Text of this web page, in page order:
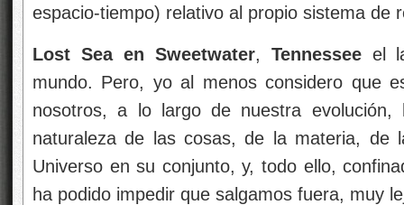
espacio-tiempo) relativo al propio sistema de
Lost Sea en Sweetwater, Tennesseeel
mundo. Pero, yo al menos considero que
nosotros, a lo largo de nuestra evolución,
naturaleza de las cosas, de la materia, de
Universo en su conjunto, y, todo ello,
ha podido impedir que salgamos fuera, muy